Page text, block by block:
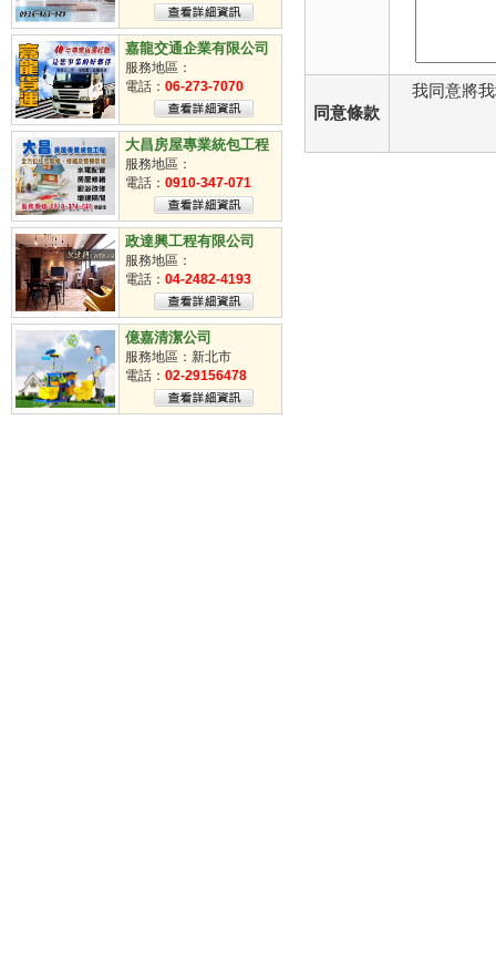
臨時工
清潔工
嘉龍交通企業有限公司
服務地區：
電話： 06-273-7070
大昌房屋專業統包工程
服務地區：
電話： 0910-347-071
政達興工程有限公司
服務地區：
電話： 04-2482-4193
億嘉清潔公司
服務地區：新北市
電話： 02-29156478
同意條款
我同意將